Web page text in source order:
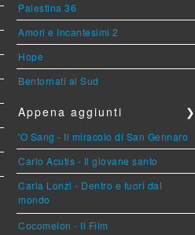
Palestina 36
Amori e Incantesimi 2
Hope
Bentornati al Sud
Appena aggiunti ❯
'O Sang - Il miracolo di San Gennaro
Carlo Acutis - Il giovane santo
Carla Lonzi - Dentro e fuori dal
mondo
Cocomelon - Il Film